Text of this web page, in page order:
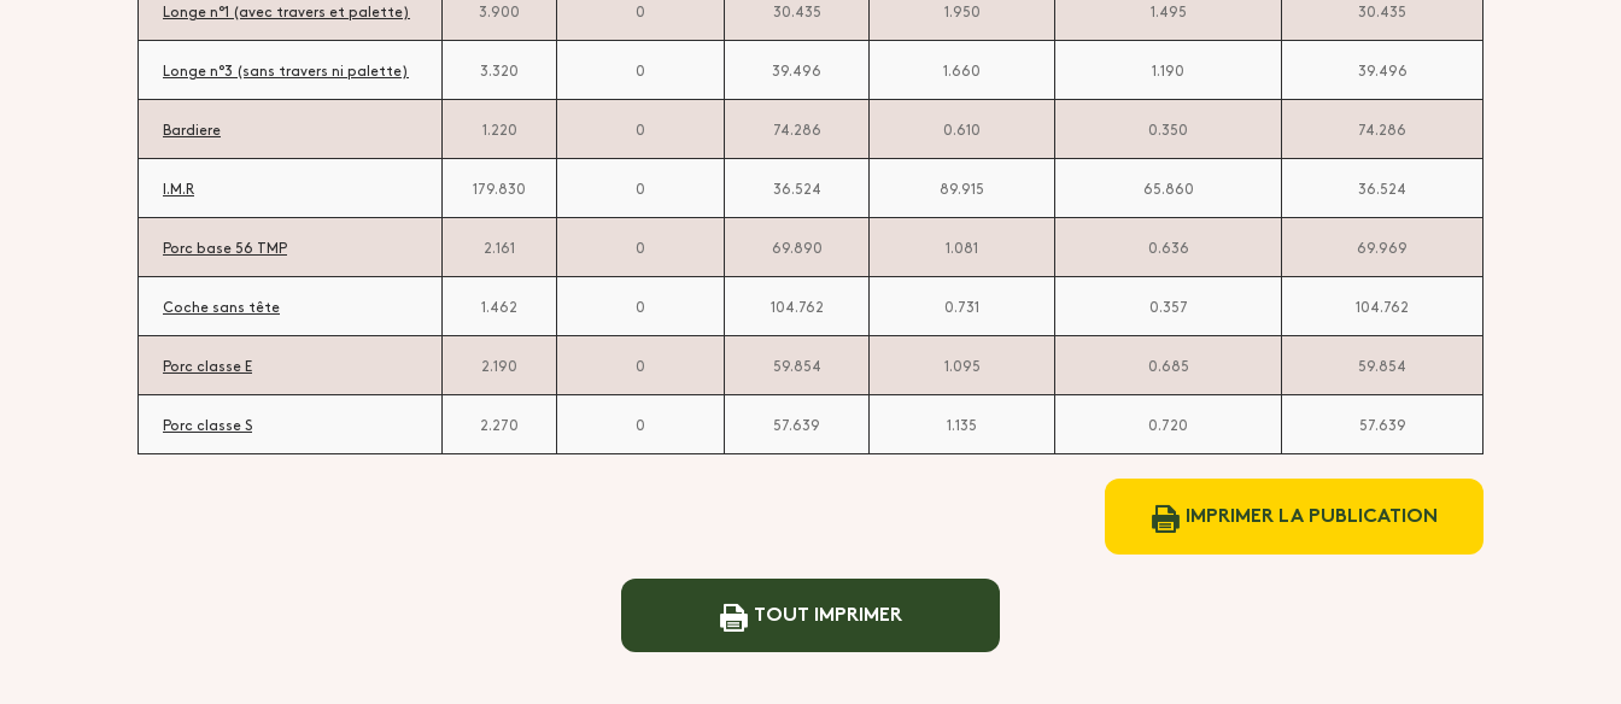
Longe n°1 (avec travers et palette) 3.900 0 30.435 1.950 1.495 30.435
Longe n°3 (sans travers ni palette) 3.320 0 39.496 1.660 1.190 39.496
Bardiere 1.220 0 74.286 0.610 0.350 74.286
I.M.R 179.830 0 36.524 89.915 65.860 36.524
Porc base 56 TMP 2.161 0 69.890 1.081 0.636 69.969
Coche sans tête 1.462 0 104.762 0.731 0.357 104.762
Porc classe E 2.190 0 59.854 1.095 0.685 59.854
Porc classe S 2.270 0 57.639 1.135 0.720 57.639
IMPRIMER LA PUBLICATION
TOUT IMPRIMER